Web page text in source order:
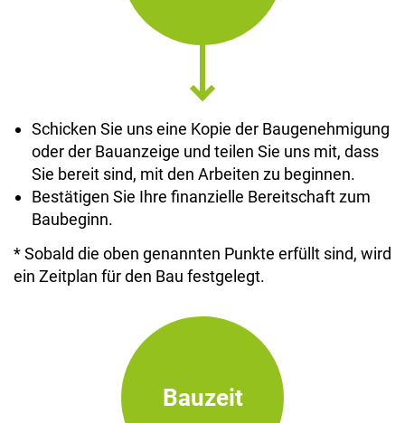
Schicken Sie uns eine Kopie der Baugenehmigung
oder der Bauanzeige und teilen Sie uns mit, dass
Sie bereit sind, mit den Arbeiten zu beginnen.
Bestätigen Sie Ihre finanzielle Bereitschaft zum
Baubeginn.
* Sobald die oben genannten Punkte erfüllt sind, wird
ein Zeitplan für den Bau festgelegt.
Bauzeit